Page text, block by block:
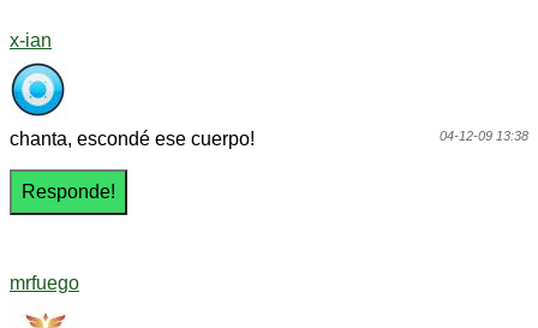
x-ian
04-12-09 13:38
chanta, escondé ese cuerpo!
mrfuego